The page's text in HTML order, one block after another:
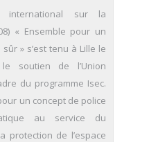
international sur la
« Ensemble pour un
» s’est tenu à Lille le
soutien de l’Union
du programme Isec.
un concept de police
au service du
protection de l’espace